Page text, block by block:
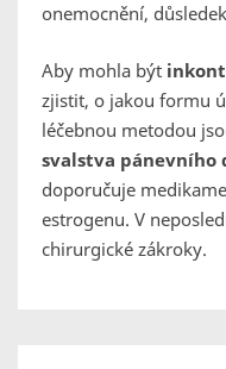
onemocnění,
Aby mohla být
zjistit, o jakou formu
léčebnou metodou
svalstva pánevního
doporučuje
estrogenu. V
chirurgické zákroky.